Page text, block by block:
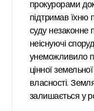
прокурорами
підтримав їхню
суду незаконне
неіснуючі
унеможливило
цінної
власності.
залишається у